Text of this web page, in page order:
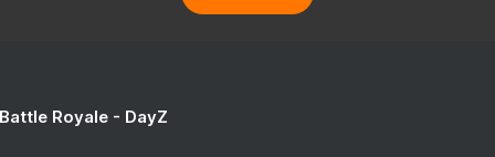
Royale - DayZ